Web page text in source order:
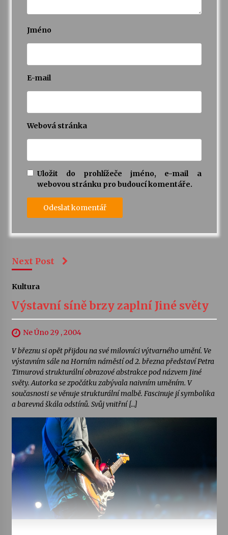
Jméno
E-mail
Webová stránka
Uložit do prohlížeče jméno, e-mail a
webovou stránku pro budoucí komentáře.
Next Post
Kultura
Výstavní síně brzy zaplní Jiné světy
Ne Úno 29 , 2004
V březnu si opět přijdou na své milovníci výtvarného umění. Ve
výstavním sále na Horním náměstí od 2. března představí Petra
Timurová strukturální obrazové abstrakce pod názvem Jiné
světy. Autorka se zpočátku zabývala naivním uměním. V
současnosti se věnuje strukturální malbě. Fascinuje jí symbolika
a barevná škála odstínů. Svůj vnitřní […]